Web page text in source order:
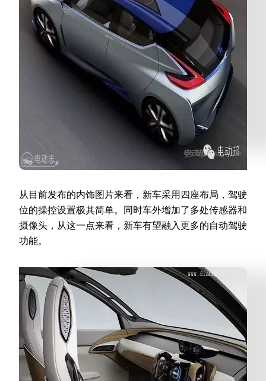
从目前发布的内饰图片来看，新车采用四座布局，驾驶
位的操控设置极其简单。同时车外增加了多处传感器和
摄像头，从这一点来看，新车有望融入更多的自动驾驶
功能。